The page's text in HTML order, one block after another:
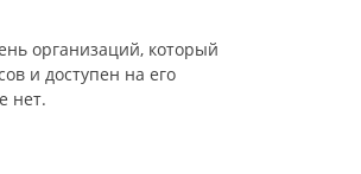
организаций, который
и доступен на его
нет.